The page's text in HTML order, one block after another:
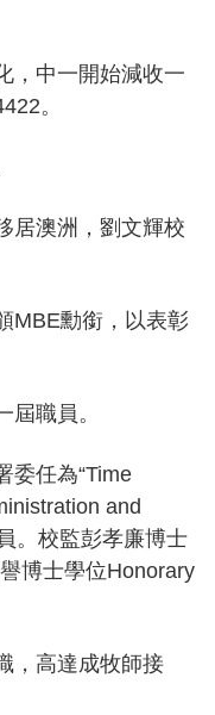
，中一開始減收一
。
居澳洲，劉文輝校
MBE勳銜，以表彰
屆職員。
委任為“Time
and
。校監彭孝廉博士
博士學位Honorary
，高達成牧師接